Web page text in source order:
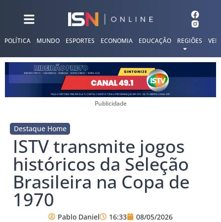
POLÍTICA MUNDO ESPORTES ECONOMIA EDUCAÇÃO REGIÕES
Publicidade
Destaque Home
ISTV transmite jogos
históricos da Seleção
Brasileira na Copa de
1970
Pablo Daniel 16:33 08/05/2026